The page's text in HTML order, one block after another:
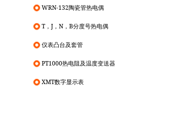
WRN-132陶瓷管热电偶
T，J，N，B分度号热电偶
仪表凸台及套管
PT1000热电阻及温度变送器
XMT数字显示表